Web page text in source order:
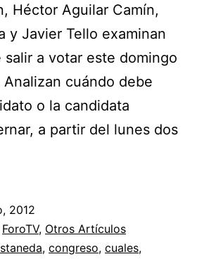
Héctor Aguilar Camín,
y Javier Tello examinan
a votar este domingo
cuándo debe
o la candidata
a partir del lunes dos
2012
ForoTV, Otros Artículos
, congreso, cuales,